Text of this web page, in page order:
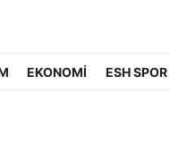
EKONOMİ ESH SPOR